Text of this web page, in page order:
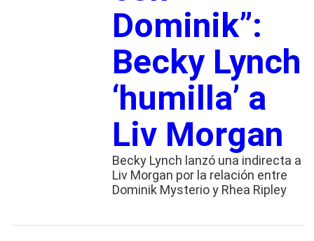
Dominik”:
Becky Lynch
‘humilla’ a
Liv Morgan
Becky Lynch lanzó una indirecta a
Liv Morgan por la relación entre
Dominik Mysterio y Rhea Ripley